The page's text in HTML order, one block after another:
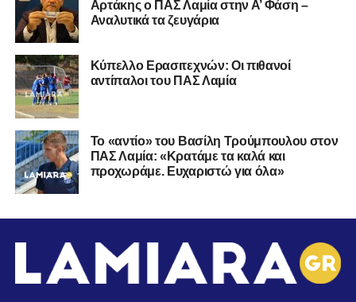
Αρτάκης ο ΠΑΣ Λαμία στην Α’ Φάση –
Αναλυτικά τα ζευγάρια
Κύπελλο Ερασιτεχνών: Οι πιθανοί
αντίπαλοι του ΠΑΣ Λαμία
Το «αντίο» του Βασίλη Τρούμπουλου στον
ΠΑΣ Λαμία: «Κρατάμε τα καλά και
προχωράμε. Ευχαριστώ για όλα»